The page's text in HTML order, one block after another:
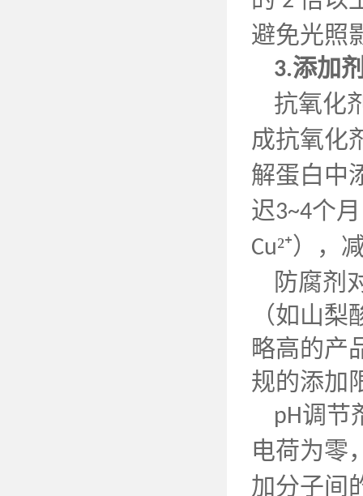
避免光照
3.添加
抗氧化
成抗氧化
解蛋白中
迟3~4个
Cu²⁺），
防腐剂
（如山
略高的产
规的添加
pH调节
电荷为零
加分子间